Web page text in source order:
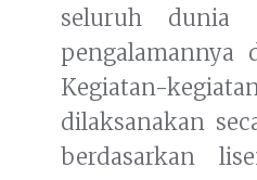
seluruh dunia
pengalamannya
Kegiatan-
dilaksanakan
berdasarkan